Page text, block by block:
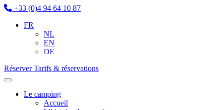
+33 (0)4 94 64 10 87
FR
NL
EN
DE
RéserverTarifs & réservations
Le camping
Accueil